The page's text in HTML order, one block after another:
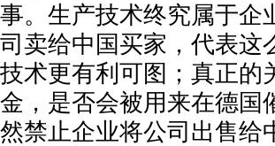
事。生产技术终究属于企
司卖给中国买家，代表这
技术更有利可图；真正的
金，是否会被用来在德国
然禁止企业将公司出售给